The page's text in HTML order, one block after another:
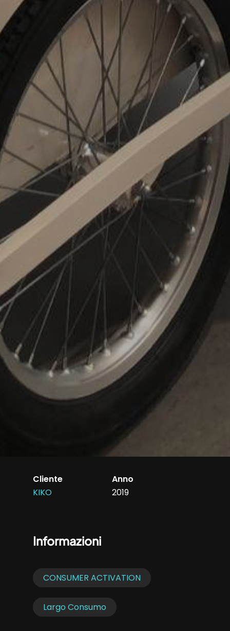
Cliente
KIKO
Anno
2019
Informazioni
CONSUMER ACTIVATION
Largo Consumo